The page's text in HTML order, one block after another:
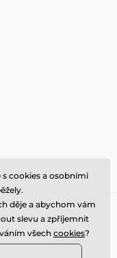
s cookies a osobními
děje a abychom vám
slevu a zpříjemnit
všech cookies?